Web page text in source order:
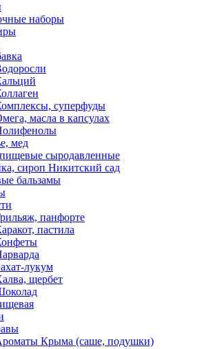
наборы
суперфуды
масла в капсулах
мед
сыродавленные
сироп Никитский сад
бальзамы
панфорте
пастила
лукум
щербет
Крыма (саше, подушки)